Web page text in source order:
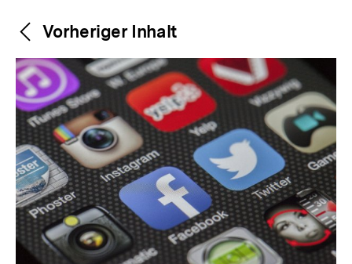
Weitere
Inhalte
Content-
Navigation
Vorheriger Inhalt